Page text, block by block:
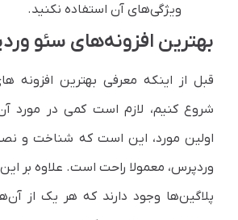
ویژگی‌های آن استفاده نکنید.
بهترین افزونه‌های سئو
قبل از اینکه معرفی بهترین افزونه
شروع کنیم، لازم است کمی در مورد
اولین مورد، این است که شناخت و
وردپرس، معمولا راحت است. علاوه بر
پلاگین‌ها وجود دارند که هر یک از